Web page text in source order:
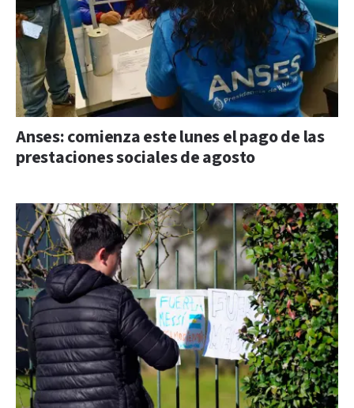
Anses: comienza este lunes el pago de las
prestaciones sociales de agosto